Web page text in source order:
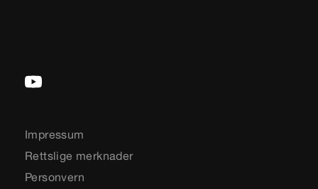
Impressum
Rettslige merknader
Personvern